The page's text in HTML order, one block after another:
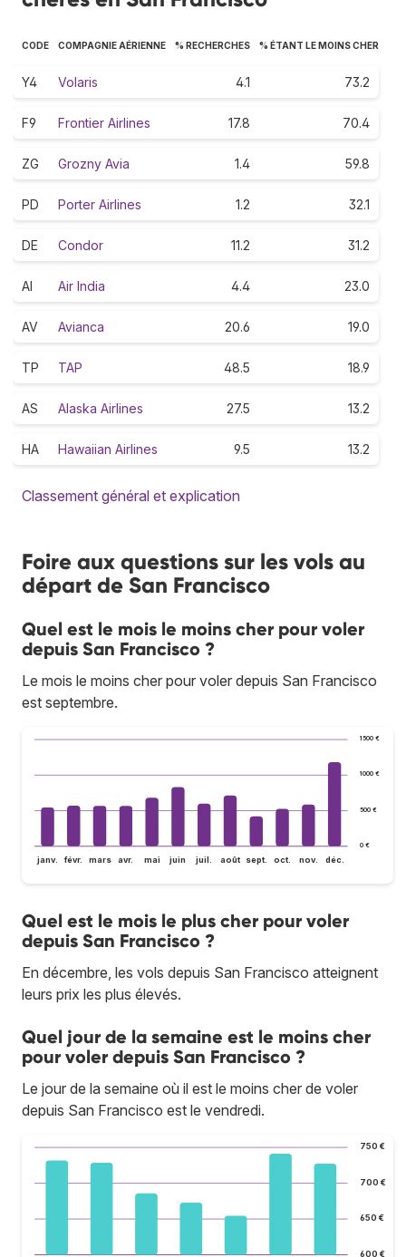
CODE COMPAGNIE AÉRIENNE % RECHERCHES % ÉTANT LE MOINS CHER
Y4 Volaris 4.1 73.2
F9 Frontier Airlines 17.8 70.4
ZG Grozny Avia 1.4 59.8
PD Porter Airlines 1.2 32.1
DE Condor 11.2 31.2
AI Air India 4.4 23.0
AV Avianca 20.6 19.0
TP TAP 48.5 18.9
AS Alaska Airlines 27.5 13.2
HA Hawaiian Airlines 9.5 13.2
Classement général et explication
Foire aux questions sur les vols au
départ de San Francisco
Quel est le mois le moins cher pour voler
depuis San Francisco ?
Le mois le moins cher pour voler depuis San Francisco
est septembre.
0 €
500 €
1 000 €
1 500 €
janv. févr. mars avr. mai juin juil. août sept. oct. nov. déc.
Quel est le mois le plus cher pour voler
depuis San Francisco ?
En décembre, les vols depuis San Francisco atteignent
leurs prix les plus élevés.
Quel jour de la semaine est le moins cher
pour voler depuis San Francisco ?
Le jour de la semaine où il est le moins cher de voler
depuis San Francisco est le vendredi.
600 €
650 €
700 €
750 €